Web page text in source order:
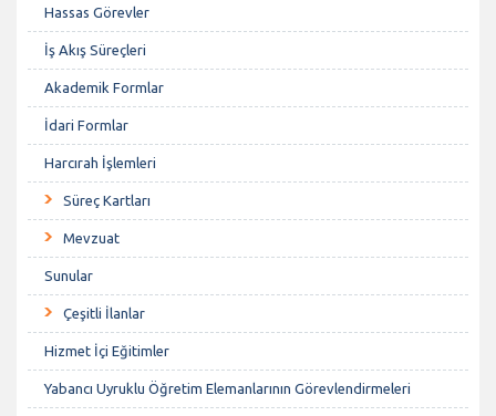
Hassas Görevler
İş Akış Süreçleri
Akademik Formlar
İdari Formlar
Harcırah İşlemleri
Süreç Kartları
Mevzuat
Sunular
Çeşitli İlanlar
Hizmet İçi Eğitimler
Yabancı Uyruklu Öğretim Elemanlarının Görevlendirmeleri